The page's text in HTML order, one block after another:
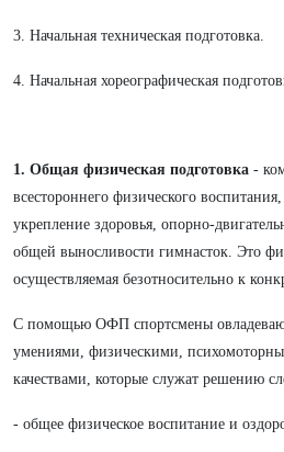
3. Начальная техническая подготовка.
4. Начальная хореографическая
1. Общая физическая подготовка -
всестороннего физического
укрепление здоровья, опорно-
общей выносливости гимнасток. Это
осуществляемая безотносительно к
С помощью ОФП спортсмены
умениями, физическими,
качествами, которые служат решению
- общее физическое воспитание и